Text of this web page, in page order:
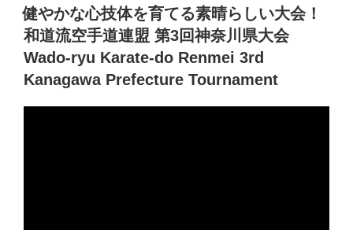
稿
日:
健やかな心技体を育てる素晴らしい大会！
和道流空手道連盟 第3回神奈川県大会
Wado-ryu Karate-do Renmei 3rd
Kanagawa Prefecture Tournament